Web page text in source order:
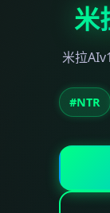
米
米拉
#NTR